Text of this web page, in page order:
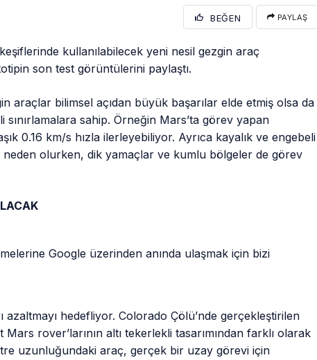
BEĞEN PAYLAŞ
kullanılabilecek yeni nesil gezgin araç
son test görüntülerini paylaştı.
araçlar bilimsel açıdan büyük başarılar elde etmiş olsa da
sahip. Örneğin Mars’ta görev yapan
0.16 km/s hızla ilerleyebiliyor. Ayrıca kayalık ve engebeli
olurken, dik yamaçlar ve kumlu bölgeler de görev
Google üzerinden anında ulaşmak için bizi
azaltmayı hedefliyor. Colorado Çölü’nde gerçekleştirilen
rover’larının altı tekerlekli tasarımından farklı olarak
uzunluğundaki araç, gerçek bir uzay görevi için